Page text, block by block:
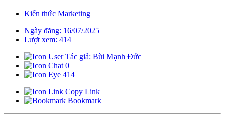
Kiến thức Marketing
Ngày đăng: 16/07/2025
Lượt xem: 414
Tác giả: Bùi Mạnh Đức
0
414
Copy Link
Bookmark